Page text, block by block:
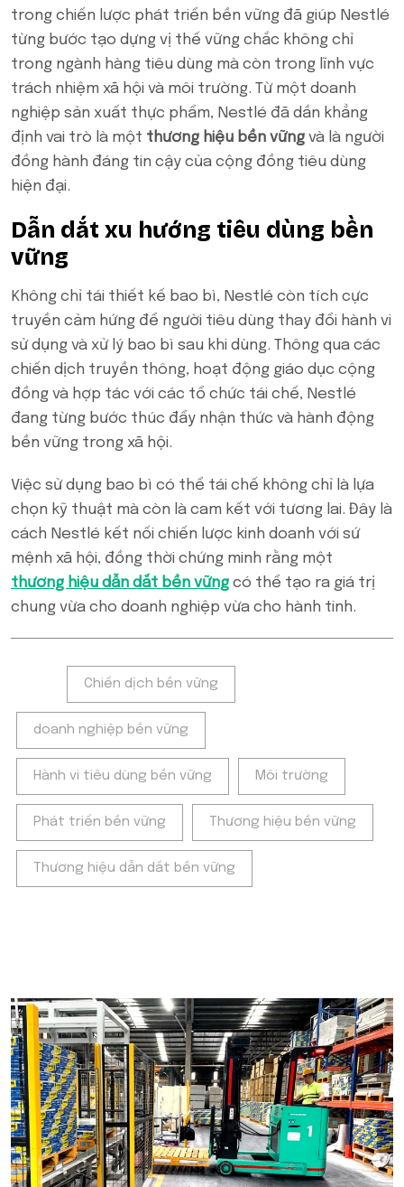
trong chiến lược phát triển bền vững đã giúp Nestlé
từng bước tạo dựng vị thế vững chắc không chỉ
trong ngành hàng tiêu dùng mà còn trong lĩnh vực
trách nhiệm xã hội và môi trường. Từ một doanh
nghiệp sản xuất thực phẩm, Nestlé đã dần khẳng
định vai trò là một thương hiệu bền vững và là người
đồng hành đáng tin cậy của cộng đồng tiêu dùng
hiện đại.
Dẫn dắt xu hướng tiêu dùng bền
vững
Không chỉ tái thiết kế bao bì, Nestlé còn tích cực
truyền cảm hứng để người tiêu dùng thay đổi hành vi
sử dụng và xử lý bao bì sau khi dùng. Thông qua các
chiến dịch truyền thông, hoạt động giáo dục cộng
đồng và hợp tác với các tổ chức tái chế, Nestlé
đang từng bước thúc đẩy nhận thức và hành động
bền vững trong xã hội.
Việc sử dụng bao bì có thể tái chế không chỉ là lựa
chọn kỹ thuật mà còn là cam kết với tương lai. Đây là
cách Nestlé kết nối chiến lược kinh doanh với sứ
mệnh xã hội, đồng thời chứng minh rằng một
thương hiệu dẫn dắt bền vững có thể tạo ra giá trị
chung vừa cho doanh nghiệp vừa cho hành tinh.
Chiến dịch bền vững
doanh nghiệp bền vững
Hành vi tiêu dùng bền vững Môi trường
Phát triển bền vững Thương hiệu bền vững
Thương hiệu dẫn dắt bền vững